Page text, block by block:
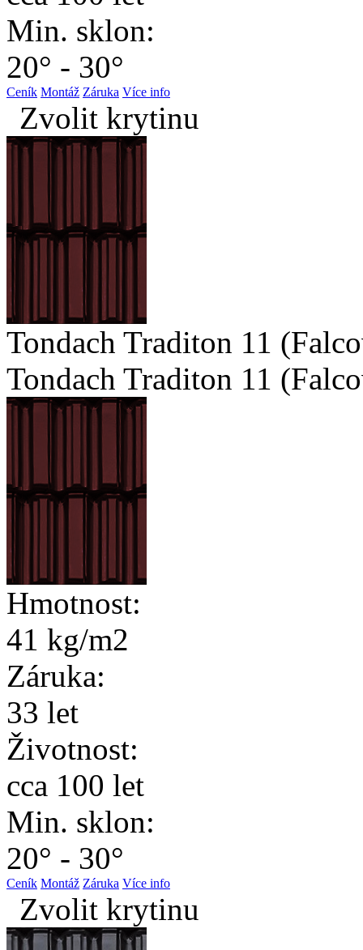
Min. sklon:
20° - 30°
Ceník Montáž Záruka Více info
Zvolit krytinu
Tondach Traditon 11
Tondach Traditon 11
Hmotnost:
41 kg/m2
Záruka:
33 let
Životnost:
cca 100 let
Min. sklon:
20° - 30°
Ceník Montáž Záruka Více info
Zvolit krytinu